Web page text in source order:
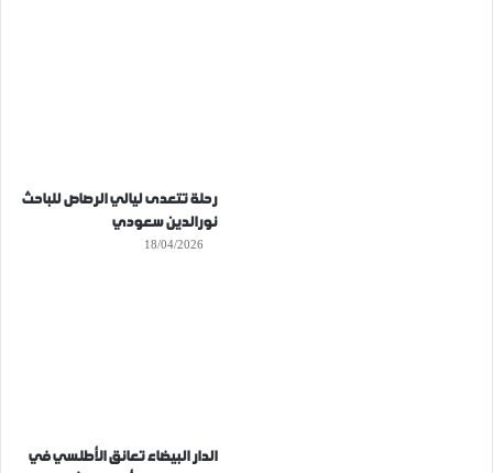
رحلة تتعدى ليالي الرصاص للباحث
نورالدين سعودي
18/04/2026
الدار البيضاء تعانق الأطلسي في